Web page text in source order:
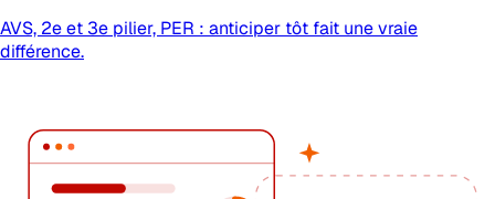
AVS, 2e et 3e pilier, PER : anticiper tôt fait une vraie
différence.